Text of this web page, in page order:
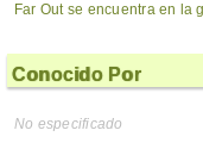
Far Out se encuentra en la
Conocido Por
No especificado